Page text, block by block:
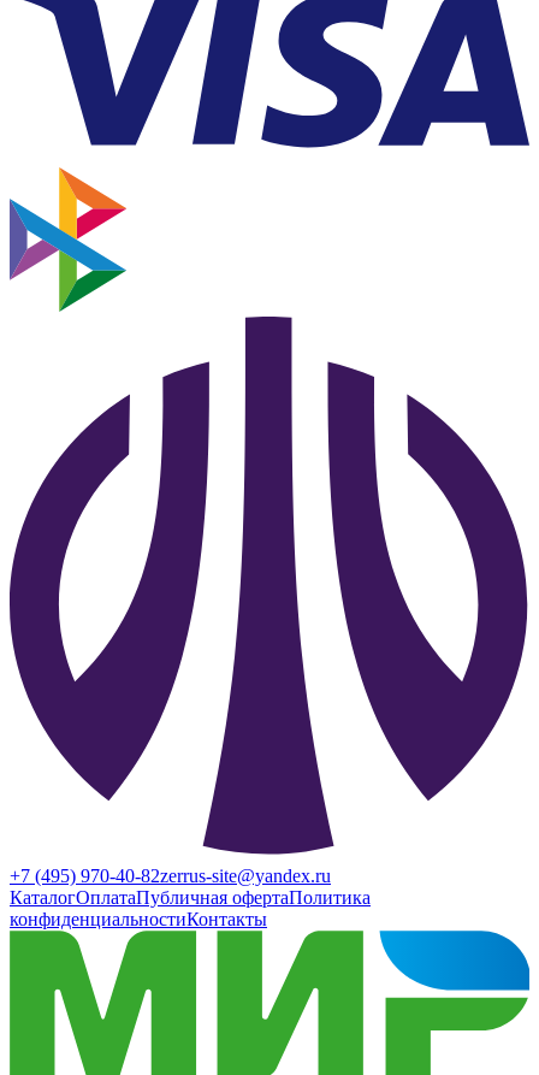
+7 (495) 970-40-82zerrus-site@yandex.ru
КаталогОплатаПубличная офертаПолитика
конфиденциальностиКонтакты